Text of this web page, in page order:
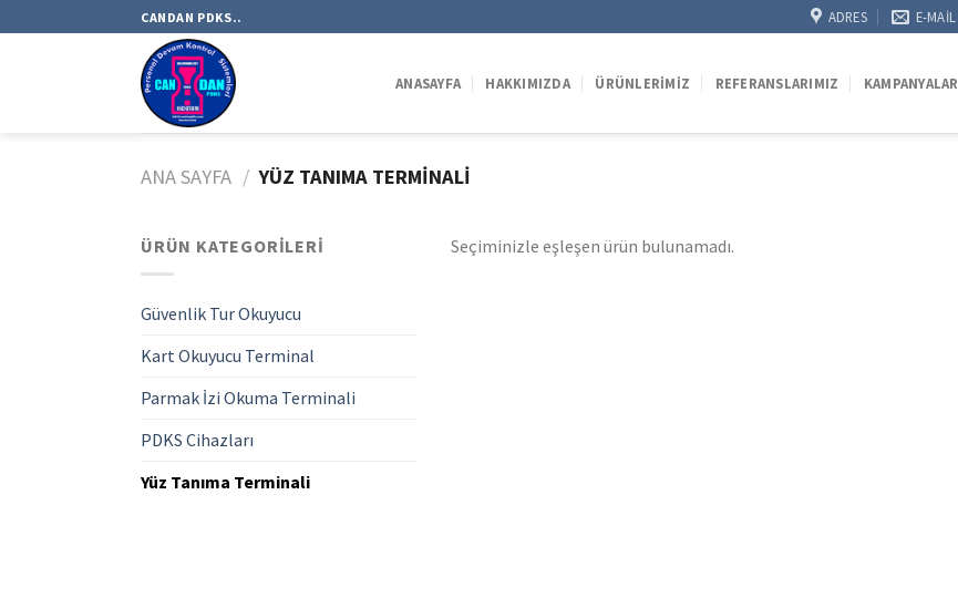
to
CANDAN PDKS.. ADRES E-MAIL
ANASAYFA HAKKIMIZDA ÜRÜNLERIMIZ REFERANSLARIMIZ KAMPANYALAR
ANA SAYFA / YÜZ TANIMA TERMINALI
ÜRÜN KATEGORILERI
Güvenlik Tur Okuyucu
Kart Okuyucu Terminal
Parmak İzi Okuma Terminali
PDKS Cihazları
Yüz Tanıma Terminali
Seçiminizle eşleşen ürün bulunamadı.